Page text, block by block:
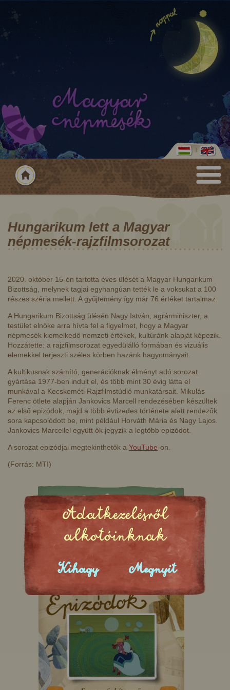
Hungarikum lett a Magyar
népmesék-rajzfilmsorozat
2020. október 15-én tartotta éves ülését a Magyar Hungarikum
Bizottság, melynek tagjai egyhangúan tették le a voksukat a 100
részes széria mellett. A gyűjtemény így már 76 értéket tartalmaz.
A Hungarikum Bizottság ülésén Nagy István, agrárminiszter, a
testület elnöke arra hívta fel a figyelmet, hogy a Magyar
népmesék kiemelkedő nemzeti értékek, kultúránk alapját képezik.
Hozzátette: a rajzfilmsorozat egyedülálló formában és vizuális
elemekkel terjeszti széles körben hazánk hagyományait.
A kultikusnak számító, generációknak élményt adó sorozat
gyártása 1977-ben indult el, és több mint 30 évig látta el
munkával a Kecskeméti Rajzfilmstúdió munkatársait. Mikulás
Ferenc ötlete alapján Jankovics Marcell rendezésében készültek
az első epizódok, majd a több évtizedes története alatt rendezők
sora kapcsolódott be, mint például Horváth Mária és Nagy Lajos.
Jankovics Marcellel együtt ők jegyzik a legtöbb epizódot.
A sorozat epizódjai megtekinthetők a YouTube-on.
(Forrás: MTI)
Adatkezelésről
alkotóinknak
Kihagy Megnyit